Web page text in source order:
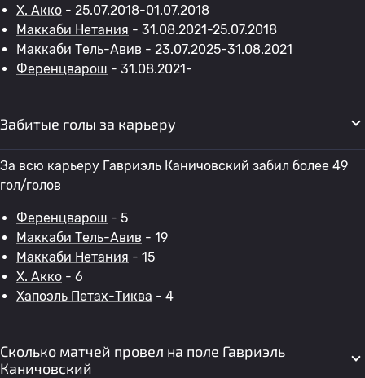
Х. Акко - 25.07.2018-01.07.2018
Маккаби Нетания - 31.08.2021-25.07.2018
Маккаби Тель-Авив - 23.07.2025-31.08.2021
Ференцварош - 31.08.2021-
Забитые голы за карьеру
За всю карьеру Гавриэль Каничовский забил более 49
гол/голов
Ференцварош - 5
Маккаби Тель-Авив - 19
Маккаби Нетания - 15
Х. Акко - 6
Хапоэль Петах-Тиква - 4
Сколько матчей провел на поле Гавриэль
Каничовский